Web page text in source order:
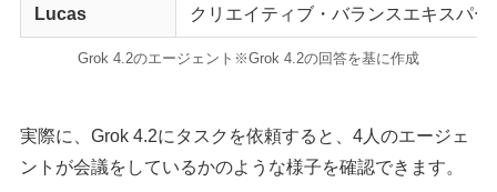
Lucas クリエイティブ・バランスエキスパー
Grok 4.2のエージェント※Grok 4.2の回答を基に作成
実際に、Grok 4.2にタスクを依頼すると、4人のエージェ
ントが会議をしているかのような様子を確認できます。